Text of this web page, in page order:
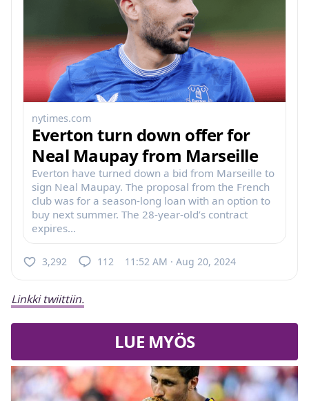
nytimes.com
Everton turn down offer for
Neal Maupay from Marseille
Everton have turned down a bid from Marseille to
sign Neal Maupay. The proposal from the French
club was for a season-long loan with an option to
buy next summer. The 28-year-old’s contract
expires...
3,292 112 11:52 AM · Aug 20, 2024
Linkki twiittiin.
LUE MYÖS